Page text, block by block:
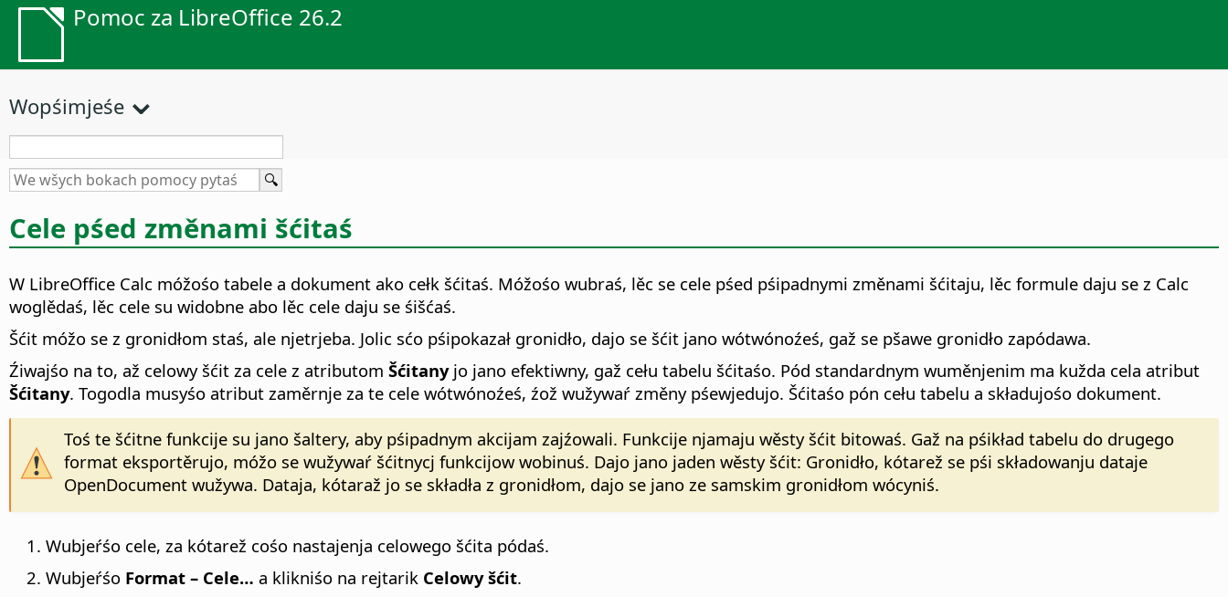
Pomoc za LibreOffice 26.2
Wopśimjeśe
Cele pśed změnami šćitaś
W LibreOffice Calc móžośo tabele a dokument ako cełk šćitaś. Móžośo wubraś, lěc se cele pśed pśipadnymi změnami šćitaju, lěc formule daju se z Calc
woglědaś, lěc cele su widobne abo lěc cele daju se śišćaś.
Šćit móžo se z gronidłom staś, ale njetrjeba. Jolic sćo pśipokazał gronidło, dajo se šćit jano wótwónoźeś, gaž se pšawe gronidło zapódawa.
Źiwajśo na to, až celowy šćit za cele z atributom Šćitanyjo jano efektiwny, gaž cełu tabelu šćitaśo. Pód standardnym wuměnjenim ma kužda cela atribut
Šćitany. Togodla musyśo atribut zaměrnje za te cele wótwónoźeś, źož wužywaŕ změny pśewjedujo. Šćitaśo pón cełu tabelu a składujośo dokument.
Toś te šćitne funkcije su jano šaltery, aby pśipadnym akcijam zajźowali. Funkcije njamaju wěsty šćit bitowaś. Gaž na pśikład tabelu do drugego
format eksportěrujo, móžo se wužywaŕ šćitnycj funkcijow wobinuś. Dajo jano jaden wěsty šćit: Gronidło, kótarež se pśi składowanju dataje
OpenDocument wužywa. Dataja, kótaraž jo se składła z gronidłom, dajo se jano ze samskim gronidłom wócyniś.
Wubjeŕśo cele, za kótarež cośo nastajenja celowego šćita pódaś.
Wubjeŕśo Format – Cele… a klikniśo na rejtarik Celowy šćit.